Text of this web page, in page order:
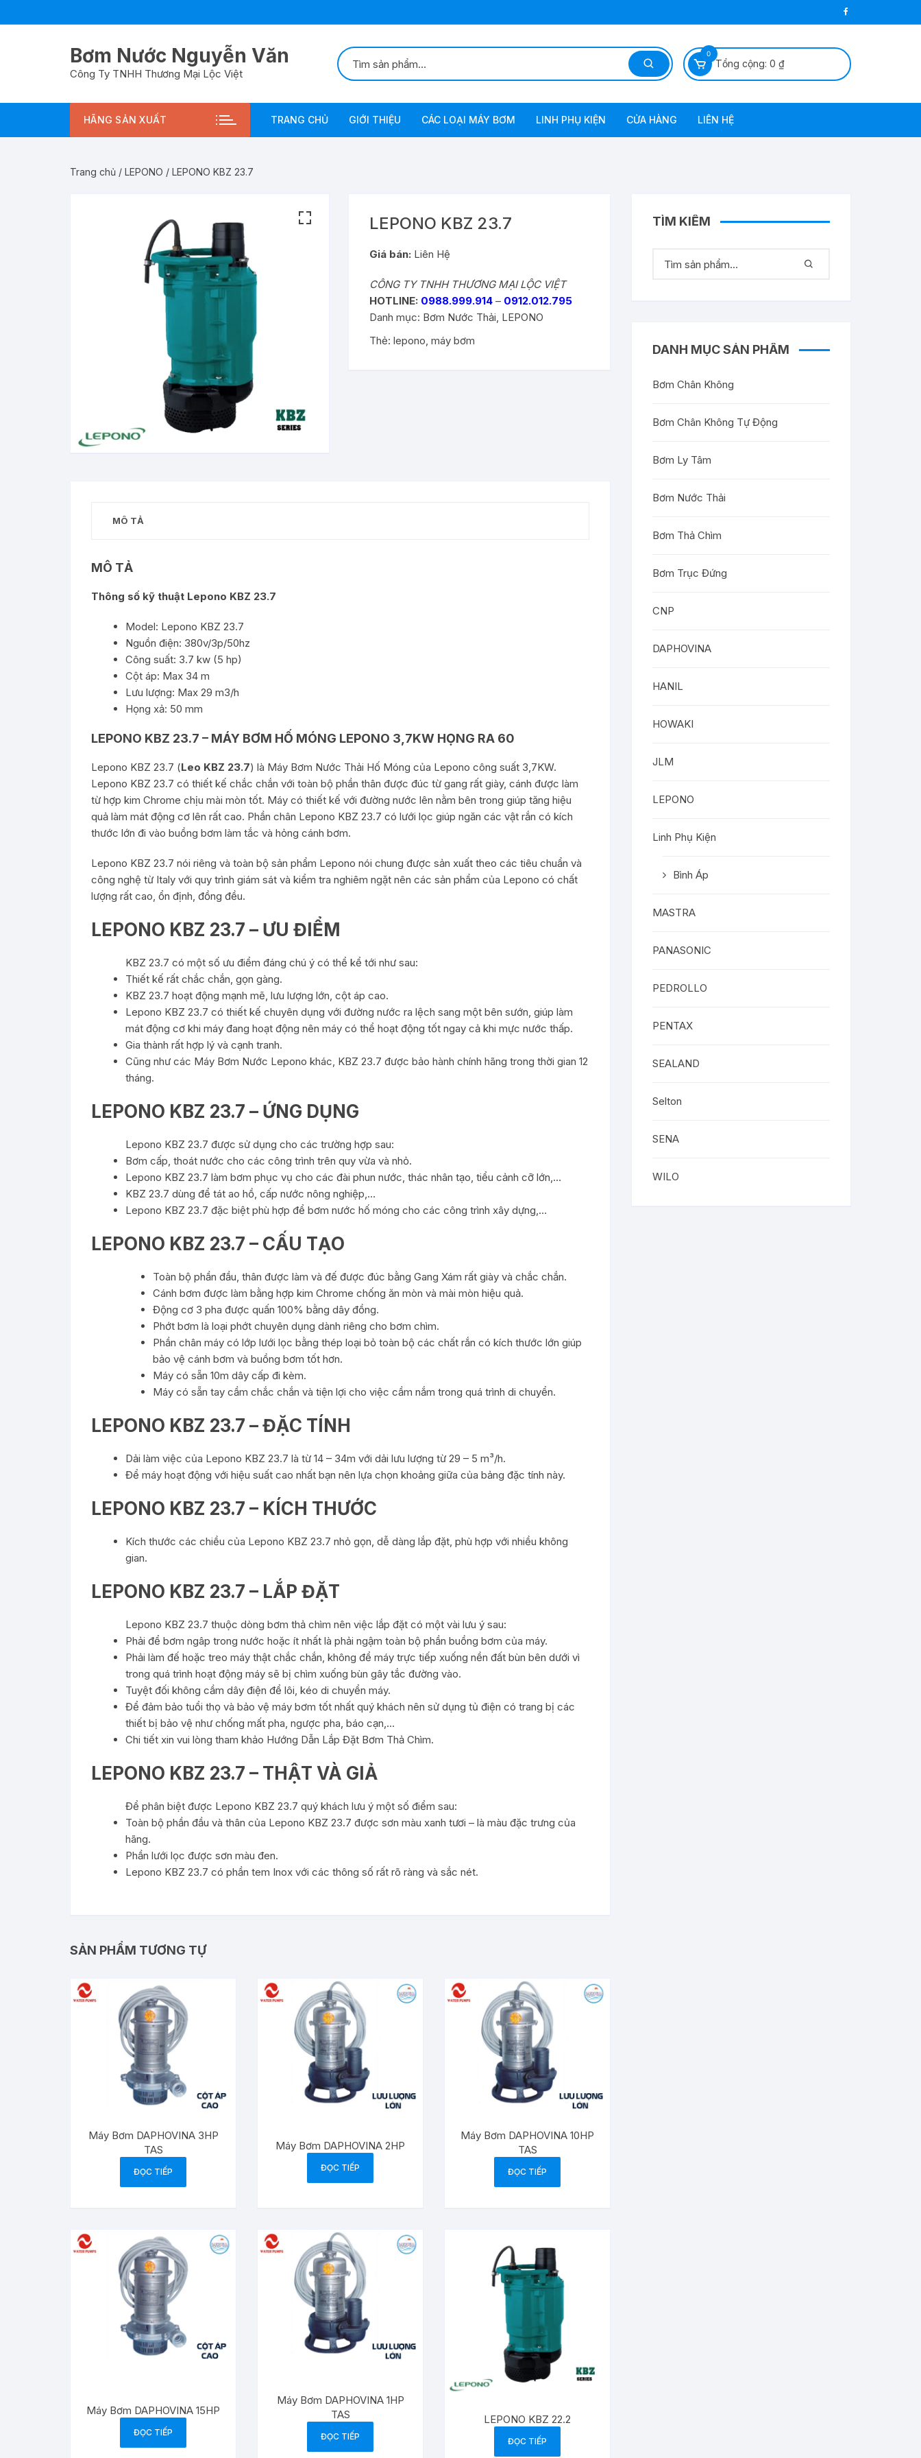
tới
Bơm Nước Nguyễn Văn
Công Ty TNHH Thương Mại Lộc Việt
0
Tổng cộng: 0 ₫
HÃNG SẢN XUẤT TRANG CHỦ GIỚI THIỆU CÁC LOẠI MÁY BƠM
Bơm Xăng-Diezel Bơm Dầu Diezel
Bơm Dầu Inox
Bơm Lưu Lượng Lớn
Bơm Ly Tâm
Bơm Nước Thải
LINH PHỤ KIỆN CỬA HÀNG LIÊN HỆ
Trang chủ / LEPONO / LEPONO KBZ 23.7
LEPONO KBZ 23.7
Giá bán: Liên Hệ
CÔNG TY TNHH THƯƠNG MẠI LỘC VIỆT
HOTLINE: 0988.999.914 – 0912.012.795
Danh mục: Bơm Nước Thải, LEPONO
Thẻ:lepono,máy bơm
MÔ TẢ
MÔ TẢ
Thông số kỹ thuật Lepono KBZ 23.7
Model: Lepono KBZ 23.7
Nguồn điện: 380v/3p/50hz
Công suất: 3.7 kw (5 hp)
Cột áp: Max 34 m
Lưu lượng: Max 29 m3/h
Họng xả: 50 mm
LEPONO KBZ 23.7 – MÁY BƠM HỐ MÓNG LEPONO 3,7KW HỌNG RA 60
Lepono KBZ 23.7 (Leo KBZ 23.7) là Máy Bơm Nước Thải Hố Móng của Lepono công suất 3,7KW.
Lepono KBZ 23.7 có thiết kế chắc chắn với toàn bộ phần thân được đúc từ gang rất giày, cánh được làm
từ hợp kim Chrome chịu mài mòn tốt. Máy có thiết kế với đường nước lên nằm bên trong giúp tăng hiệu
quả làm mát động cơ lên rất cao. Phần chân Lepono KBZ 23.7 có lưới lọc giúp ngăn các vật rắn có kích
thước lớn đi vào buồng bơm làm tắc và hỏng cánh bơm.
Lepono KBZ 23.7 nói riêng và toàn bộ sản phẩm Lepono nói chung được sản xuất theo các tiêu chuẩn và
công nghệ từ Italy với quy trình giám sát và kiểm tra nghiêm ngặt nên các sản phẩm của Lepono có chất
lượng rất cao, ổn định, đồng đều.
LEPONO KBZ 23.7 – ƯU ĐIỂM
KBZ 23.7 có một số ưu điểm đáng chú ý có thể kể tới như sau:
Thiết kế rất chắc chắn, gọn gàng.
KBZ 23.7 hoạt động mạnh mẽ, lưu lượng lớn, cột áp cao.
Lepono KBZ 23.7 có thiết kế chuyên dụng với đường nước ra lệch sang một bên sướn, giúp làm
mát động cơ khi máy đang hoạt động nên máy có thể hoạt động tốt ngay cả khi mực nước thấp.
Gia thành rất hợp lý và cạnh tranh.
Cũng như các Máy Bơm Nước Lepono khác, KBZ 23.7 được bảo hành chính hãng trong thời gian 12
tháng.
LEPONO KBZ 23.7 – ỨNG DỤNG
Lepono KBZ 23.7 được sử dụng cho các trường hợp sau:
Bơm cấp, thoát nước cho các công trình trên quy vừa và nhỏ.
Lepono KBZ 23.7 làm bơm phục vụ cho các đài phun nước, thác nhân tạo, tiểu cảnh cỡ lớn,…
KBZ 23.7 dùng để tát ao hồ, cấp nước nông nghiệp,…
Lepono KBZ 23.7 đặc biệt phù hợp để bơm nước hố móng cho các công trình xây dựng,…
LEPONO KBZ 23.7 – CẤU TẠO
Toàn bộ phần đầu, thân được làm và đế được đúc bằng Gang Xám rất giày và chắc chắn.
Cánh bơm được làm bằng hợp kim Chrome chống ăn mòn và mài mòn hiệu quả.
Động cơ 3 pha được quấn 100% bằng dây đồng.
Phớt bơm là loại phớt chuyên dụng dành riêng cho bơm chìm.
Phần chân máy có lớp lưới lọc bằng thép loại bỏ toàn bộ các chất rắn có kích thước lớn giúp
bảo vệ cánh bơm và buồng bơm tốt hơn.
Máy có sẵn 10m dây cấp đi kèm.
Máy có sẵn tay cầm chắc chắn và tiện lợi cho việc cầm nắm trong quá trình di chuyển.
LEPONO KBZ 23.7 – ĐẶC TÍNH
Dải làm việc của Lepono KBZ 23.7 là từ 14 – 34m với dải lưu lượng từ 29 – 5 m³/h.
Để máy hoạt động với hiệu suất cao nhất bạn nên lựa chọn khoảng giữa của bảng đặc tính này.
LEPONO KBZ 23.7 – KÍCH THƯỚC
Kích thước các chiều của Lepono KBZ 23.7 nhỏ gọn, dễ dàng lắp đặt, phù hợp với nhiều không
gian.
LEPONO KBZ 23.7 – LẮP ĐẶT
Lepono KBZ 23.7 thuộc dòng bơm thả chìm nên việc lắp đặt có một vài lưu ý sau:
Phải để bơm ngâp trong nước hoặc ít nhất là phải ngậm toàn bộ phần buồng bơm của máy.
Phải làm đế hoặc treo máy thật chắc chắn, không để máy trực tiếp xuống nền đất bùn bên dưới vì
trong quá trình hoạt động máy sẽ bị chìm xuống bùn gây tắc đường vào.
Tuyệt đối không cầm dây điện để lôi, kéo di chuyển máy.
Để đảm bảo tuổi thọ và bảo vệ máy bơm tốt nhất quý khách nên sử dụng tủ điện có trang bị các
thiết bị bảo vệ như chống mất pha, ngược pha, báo cạn,…
Chi tiết xin vui lòng tham khảo Hướng Dẫn Lắp Đặt Bơm Thả Chìm.
LEPONO KBZ 23.7 – THẬT VÀ GIẢ
Để phân biệt được Lepono KBZ 23.7 quý khách lưu ý một số điểm sau:
Toàn bộ phần đầu và thân của Lepono KBZ 23.7 được sơn màu xanh tươi – là màu đặc trưng của
hãng.
Phần lưới lọc được sơn màu đen.
Lepono KBZ 23.7 có phần tem Inox với các thông số rất rõ ràng và sắc nét.
SẢN PHẨM TƯƠNG TỰ
Máy Bơm DAPHOVINA 3HP
TAS
ĐỌC TIẾP
Máy Bơm DAPHOVINA 2HP
ĐỌC TIẾP
Máy Bơm DAPHOVINA 10HP
TAS
ĐỌC TIẾP
Máy Bơm DAPHOVINA 15HP
ĐỌC TIẾP
Máy Bơm DAPHOVINA 1HP
TAS
ĐỌC TIẾP
LEPONO KBZ 22.2
ĐỌC TIẾP
TÌM KIẾM
DANH MỤC SẢN PHẨM
Bơm Chân Không
Bơm Chân Không Tự Động
Bơm Ly Tâm
Bơm Nước Thải
Bơm Thả Chìm
Bơm Trục Đứng
CNP
DAPHOVINA
HANIL
HOWAKI
JLM
LEPONO
Linh Phụ Kiện
Bình Áp
MASTRA
PANASONIC
PEDROLLO
PENTAX
SEALAND
Selton
SENA
WILO